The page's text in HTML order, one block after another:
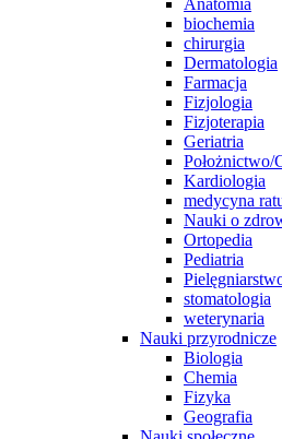
Anatomia
biochemia
chirurgia
Dermatologia
Farmacja
Fizjologia
Fizjoterapia
Geriatria
Położnictwo/
Kardiologia
medycyna
Nauki o
Ortopedia
Pediatria
stomatologia
weterynaria
Nauki przyrodnicze
Biologia
Chemia
Fizyka
Geografia